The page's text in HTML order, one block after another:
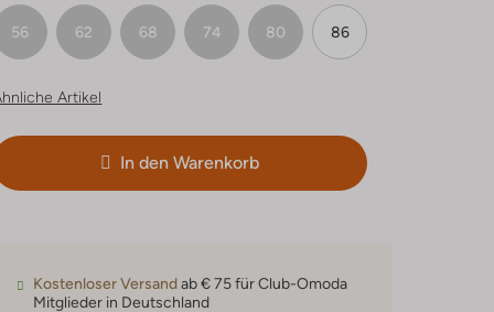
56 62 68 74 80 86
Artikel
In den Warenkorb
Kostenloser Versandab € 75 für Club-Omoda
Mitglieder in Deutschland